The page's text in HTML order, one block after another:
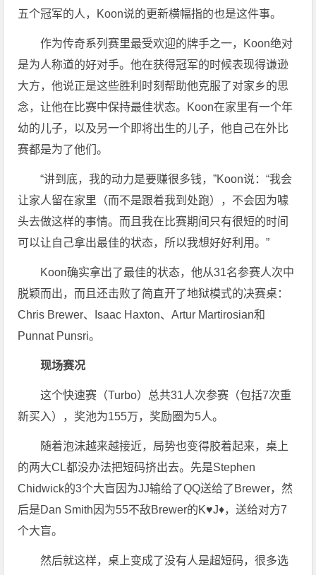
五个冠军的人，Koon说的更新横幅指的也是这件事。
作为传奇系列赛里最受欢迎的牌手之一，Koon绝对
是为人称道的好对手。他在获得冠军的时候表现得谦逊
大方，他说正是这些胜利时刻帮助他克服了对家乡的思
念，让他在比赛中保持最佳状态。Koon在家里有一个年
幼的儿子，以及另一个即将出生的儿子，他自己在外比
赛都是为了他们。
“讲到底，我的动力是要赚很多钱，”Koon说：“我会
让家人留在家里（而不是跟着我到处跑），不会因为噱
头去做这样的事情。而且我在比赛期间只有很短的时间
可以让自己拿出最佳的状态，所以我想好好利用。”
Koon确实拿出了最佳的状态，他从31名参赛人次中
脱颖而出，而且还击败了简直开了地狱模式的决赛桌：
Chris Brewer、Isaac Haxton、Artur Martirosian和
Punnat Punsri。
现场赛况
这个快速赛（Turbo）总共31人次参赛（包括7次重
新买入），奖池为155万，奖励圈为5人。
随着泡沫越来越接近，局势也变得胶着起来，桌上
的两大CL都没办法把短码挤出去。先是Stephen
Chidwick的3个大盲因为JJ输给了QQ送给了Brewer，然
后是Dan Smith因为55不敌Brewer的K♥J♦，送给对方7
个大盲。
然后就这样，桌上变成了没有人是超短码，很多选